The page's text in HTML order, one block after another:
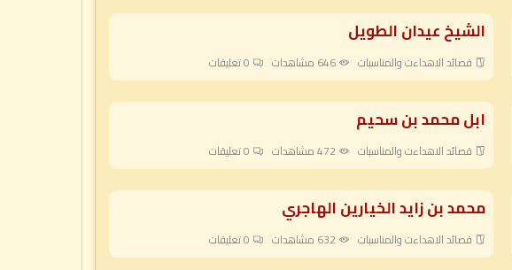
الشيخ عيدان الطويل
قصائد الاهداءت والمناسبات 646 مشاهدات تعليقات
ابل محمد بن سحيم
قصائد الاهداءت والمناسبات 472 مشاهدات تعليقات
محمد بن زايد الخيارين الهاجري
قصائد الاهداءت والمناسبات 632 مشاهدات تعليقات